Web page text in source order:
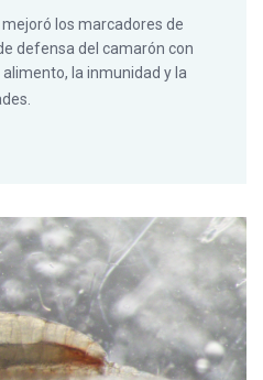
los marcadores de
defensa del camarón con
la inmunidad y la